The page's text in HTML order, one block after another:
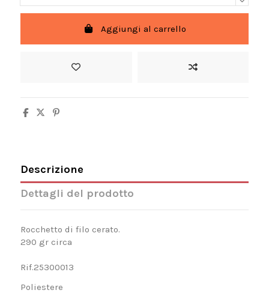
Aggiungi al carrello
Descrizione
Dettagli del prodotto
Rocchetto di filo cerato.
290 gr circa
Rif.25300013
Poliestere